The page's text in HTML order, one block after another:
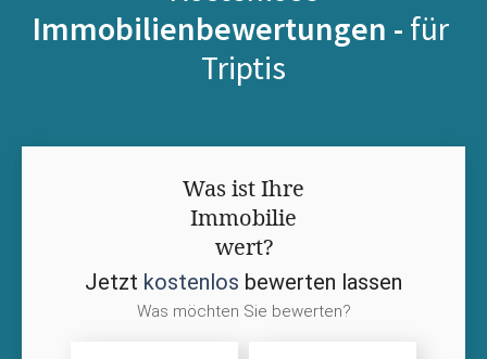
Immobilienbewertungen - für
Triptis
Was ist Ihre
Immobilie
wert?
Jetzt kostenlos bewerten lassen
Was möchten Sie bewerten?